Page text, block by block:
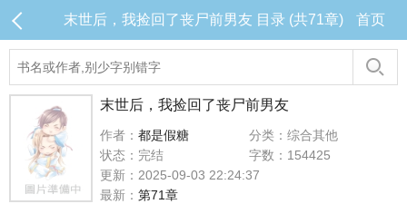
末世后，我捡回了丧尸前男友 目录 (共71章) 首页
末世后，我捡回了丧尸前男友
作者： 都是假糖
分类：综合其他
状态：完结
字数：154425
更新：2025-09-03 22:24:37
最新： 第71章